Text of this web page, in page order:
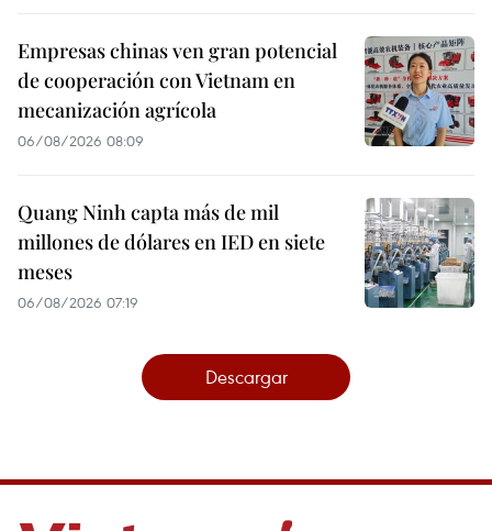
Empresas chinas ven gran potencial
de cooperación con Vietnam en
mecanización agrícola
06/08/2026 08:09
Quang Ninh capta más de mil
millones de dólares en IED en siete
meses
06/08/2026 07:19
Descargar